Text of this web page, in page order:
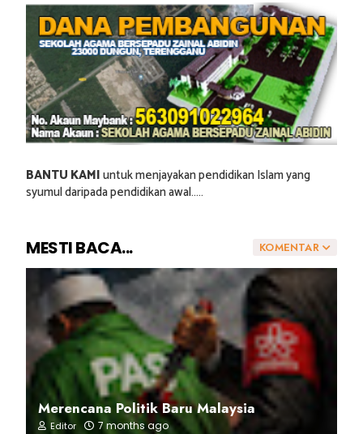
BANTU KAMIuntuk menjayakan pendidikan Islam yang
syumul daripada pendidikan awal.....
KOMENTAR
MESTI BACA...
Merencana Politik Baru Malaysia
Editor 7 months ago